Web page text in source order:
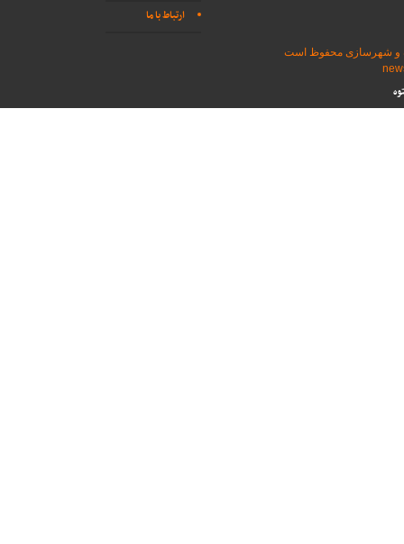
ارتباط با ما
و شهرسازی محفوظ است